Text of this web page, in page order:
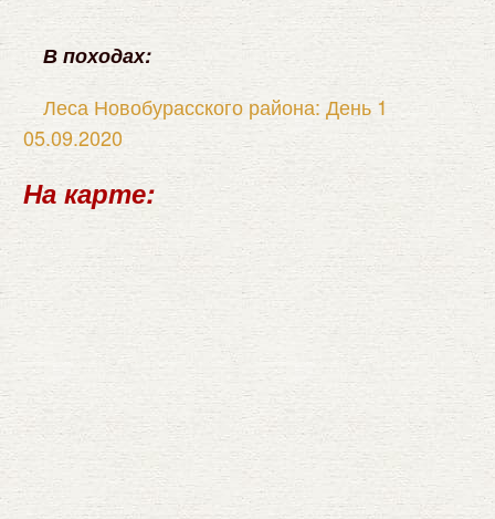
В походах:
Леса Новобурасского района: День 1
05.09.2020
На карте: